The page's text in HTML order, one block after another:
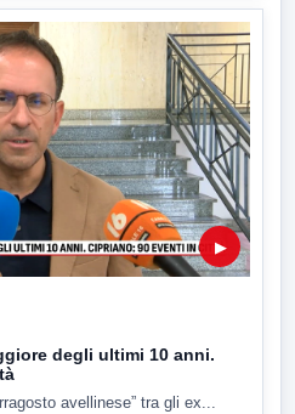
▶
degli ultimi 10 anni.
avellinese” tra gli ex...